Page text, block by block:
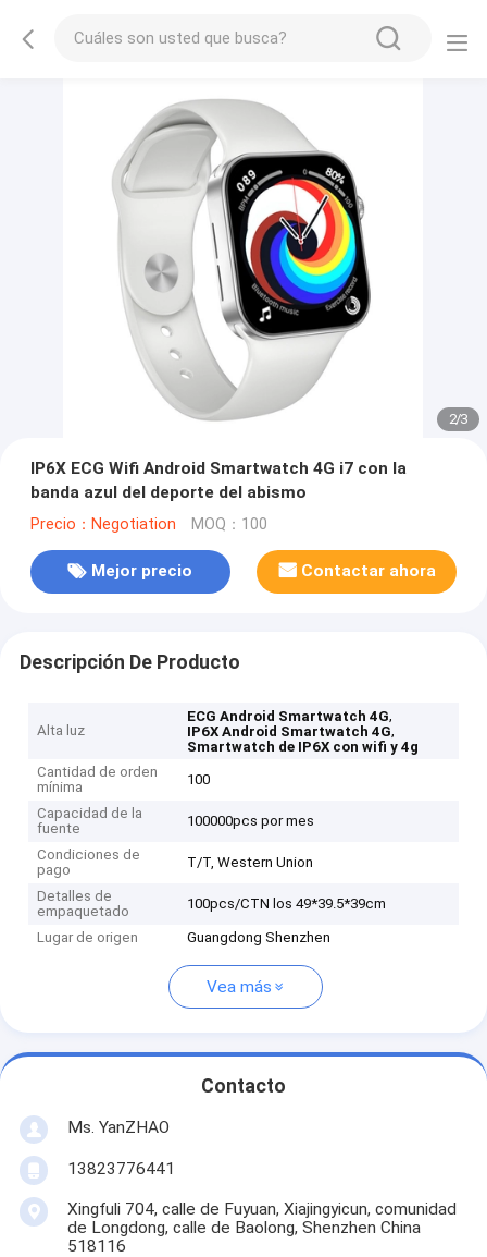
2/3
IP6X ECG Wifi Android Smartwatch 4G i7 con la
banda azul del deporte del abismo
Precio：Negotiation MOQ：100
Mejor precio Contactar ahora
Descripción De Producto
Alta luz
ECG Android Smartwatch 4G,
IP6X Android Smartwatch 4G,
Smartwatch de IP6X con wifi y 4g
Cantidad de orden
mínima
100
Capacidad de la
fuente
100000pcs por mes
Condiciones de
pago
T/T, Western Union
Detalles de
empaquetado
100pcs/CTN los 49*39.5*39cm
Lugar de origen Guangdong Shenzhen
Vea más
Contacto
Ms. YanZHAO
13823776441
Xingfuli 704, calle de Fuyuan, Xiajingyicun, comunidad
de Longdong, calle de Baolong, Shenzhen China
518116